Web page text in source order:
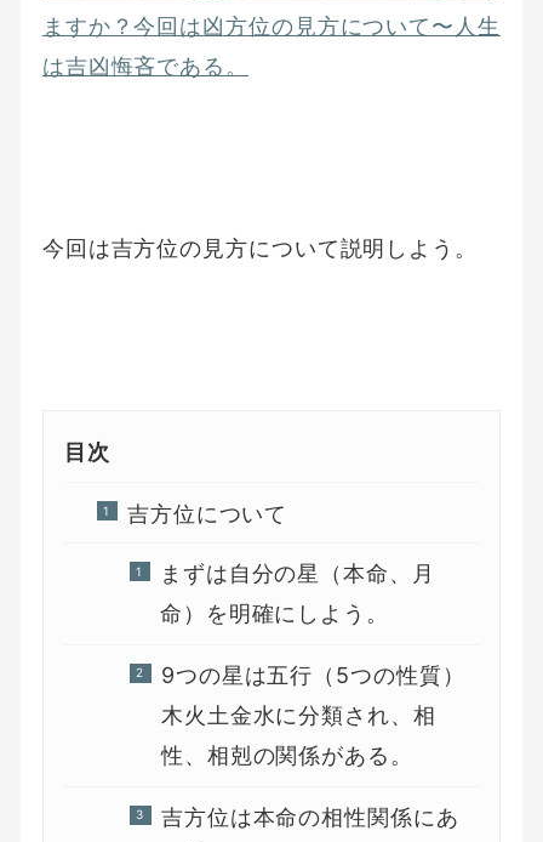
ますか？今回は凶方位の見方について〜人生
は吉凶悔吝である。
今回は吉方位の見方について説明しよう。
目次
吉方位について
まずは自分の星（本命、月
命）を明確にしよう。
9つの星は五行（5つの性質）
木火土金水に分類され、相
性、相剋の関係がある。
吉方位は本命の相性関係にあ